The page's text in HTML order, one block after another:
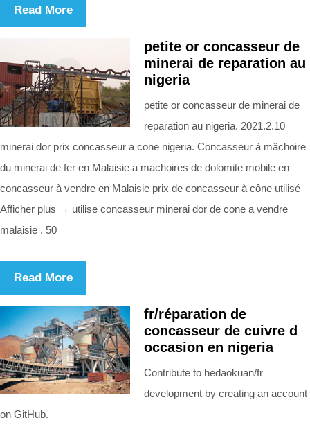
Read More
petite or concasseur de
minerai de reparation au
nigeria
petite or concasseur de minerai de
reparation au nigeria. 2021.2.10
minerai dor prix concasseur a cone nigeria. Concasseur à mâchoire
du minerai de fer en Malaisie a machoires de dolomite mobile en
concasseur à vendre en Malaisie prix de concasseur à cône utilisé
Afficher plus → utilise concasseur minerai dor de cone a vendre
malaisie . 50
Read More
fr/réparation de
concasseur de cuivre d
occasion en nigeria
Contribute to hedaokuan/fr
development by creating an account
on GitHub.